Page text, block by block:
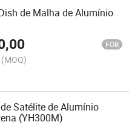
de Malha de Alumínio
FOB
(MOQ)
Satélite de Alumínio
(YH300M)